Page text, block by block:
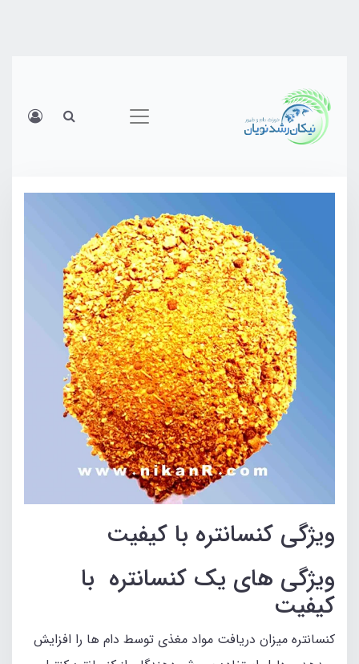
ویژگی کنسانتره با کیفیت
ویژگی های یک کنسانتره با
کیفیت
کنسانتره میزان دریافت مواد مغذی توسط دام ها را افزایش